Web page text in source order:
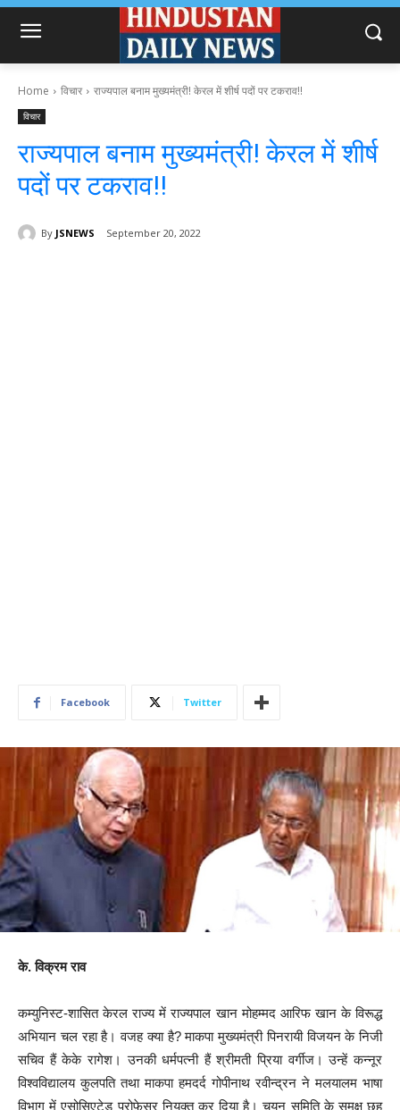
Home विचार राज्यपाल बनाम मुख्यमंत्री! केरल में शीर्ष पदों पर टकराव!!
विचार
राज्यपाल बनाम मुख्यमंत्री! केरल में शीर्ष
पदों पर टकराव!!
By JSNEWS September 20, 2022
Facebook Twitter
के. विक्रम राव
कम्युनिस्ट-शासित केरल राज्य में राज्यपाल खान मोहम्मद आरिफ खान के विरूद्ध
अभियान चल रहा है। वजह क्या है? माकपा मुख्यमंत्री पिनरायी विजयन के निजी
सचिव हैं केके रागेश। उनकी धर्मपत्नी हैं श्रीमती प्रिया वर्गीज। उन्हें कन्नूर
विश्वविद्यालय कुलपति तथा माकपा हमदर्द गोपीनाथ रवीन्द्रन ने मलयालम भाषा
विभाग में एसोसिएटेड प्रोफेसर नियुक्त कर दिया है। चयन समिति के समक्ष छह